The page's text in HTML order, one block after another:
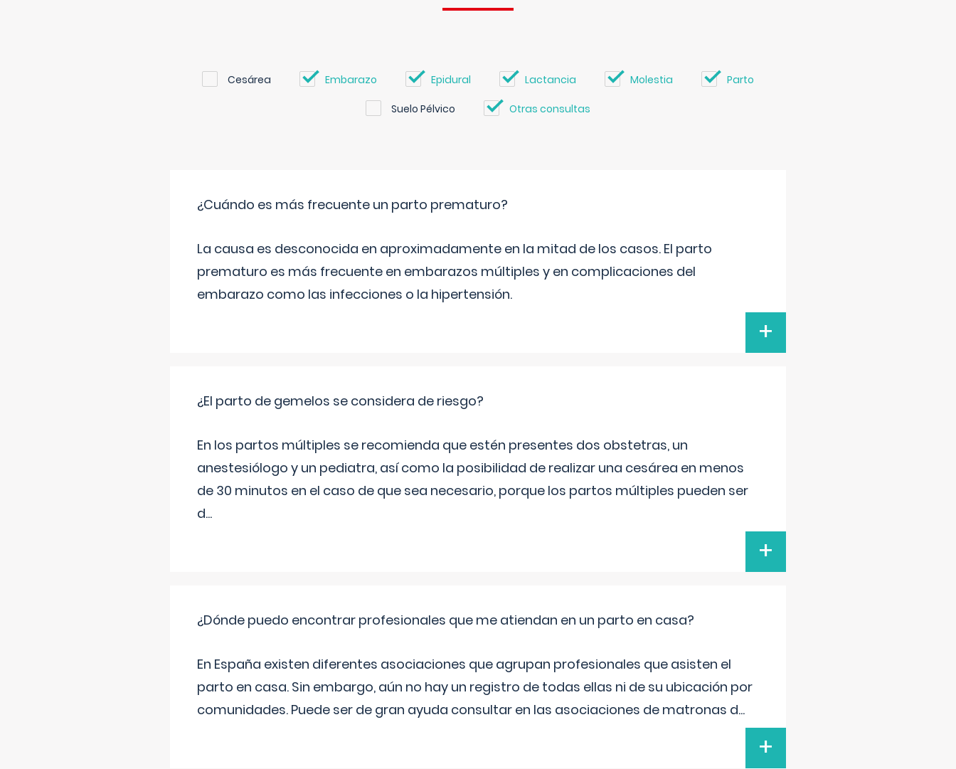
Cesárea Embarazo Epidural Lactancia Molestia Parto
Suelo Pélvico Otras consultas
¿Cuándo es más frecuente un parto prematuro?
La causa es desconocida en aproximadamente en la mitad de los casos. El parto
prematuro es más frecuente en embarazos múltiples y en complicaciones del
embarazo como las infecciones o la hipertensión.
+
¿El parto de gemelos se considera de riesgo?
En los partos múltiples se recomienda que estén presentes dos obstetras, un
anestesiólogo y un pediatra, así como la posibilidad de realizar una cesárea en menos
de 30 minutos en el caso de que sea necesario, porque los partos múltiples pueden ser
d...
+
¿Dónde puedo encontrar profesionales que me atiendan en un parto en casa?
En España existen diferentes asociaciones que agrupan profesionales que asisten el
parto en casa. Sin embargo, aún no hay un registro de todas ellas ni de su ubicación por
comunidades. Puede ser de gran ayuda consultar en las asociaciones de matronas d...
+